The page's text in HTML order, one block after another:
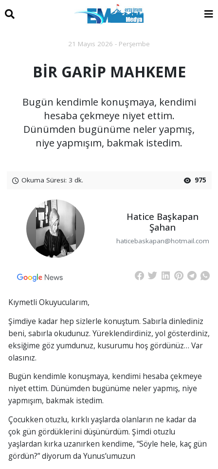
21 Mayıs 2026 - Perşembe
BİR GARİP MAHKEME
Bugün kendimle konuşmaya, kendimi
hesaba çekmeye niyet ettim.
Dünümden bugünüme neler yapmış,
niye yapmışım, bakmak istedim.
Okuma Süresi: 3 dk. 975
Hatice Başkapan
Şahan
haticebaskapan@hotmail.com
Kıymetli Okuyucularım,
Şimdiye kadar hep sizlerle konuştum. Sabırla dinlediniz
beni, sabırla okudunuz. Yüreklendirdiniz, yol gösterdiniz,
eksiğime göz yumdunuz, kusurumu hoş gördünüz… Var
olasınız.
Bugün kendimle konuşmaya, kendimi hesaba çekmeye
niyet ettim. Dünümden bugünüme neler yapmış, niye
yapmışım, bakmak istedim.
Çocukken otuzlu, kırklı yaşlarda olanların ne kadar da
çok gün gördüklerini düşünürdüm. Şimdi otuzlu
yaşlardan kırka uzanırken kendime, “Söyle hele, kaç gün
gördün?” diyorum da Yunus’umuzun